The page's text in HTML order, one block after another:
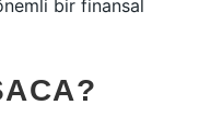
bir finansal